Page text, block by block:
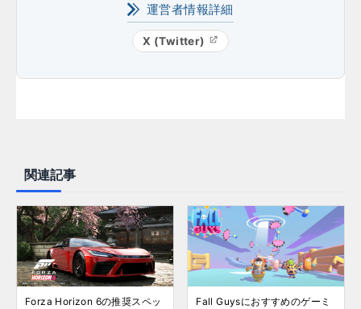
運営者情報詳細
X (Twitter)
関連記事
Forza Horizon 6の推奨スペッ
Fall Guysにおすすめのゲーミ